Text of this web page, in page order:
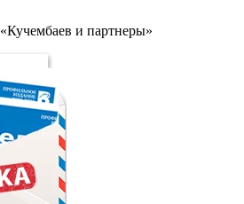
и партнеры»